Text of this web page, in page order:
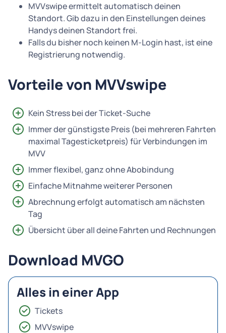
MVVswipe ermittelt automatisch deinen
Standort. Gib dazu in den Einstellungen deines
Handys deinen Standort frei.
Falls du bisher noch keinen M-Login hast, ist eine
Registrierung notwendig.
Vorteile von MVVswipe
Kein Stress bei der Ticket-Suche
Immer der günstigste Preis (bei mehreren Fahrten
maximal Tagesticketpreis) für Verbindungen im
MVV
Immer flexibel, ganz ohne Abobindung
Einfache Mitnahme weiterer Personen
Abrechnung erfolgt automatisch am nächsten
Tag
Übersicht über all deine Fahrten und Rechnungen
Download MVGO
Alles in einer App
Tickets
MVVswipe